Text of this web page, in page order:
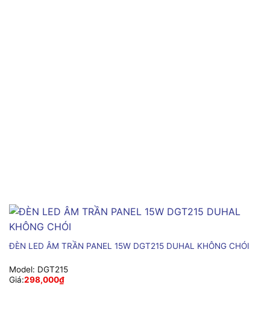
ĐÈN LED ÂM TRẦN PANEL 15W DGT215 DUHAL KHÔNG CHÓI
Model: DGT215
Giá:298,000₫